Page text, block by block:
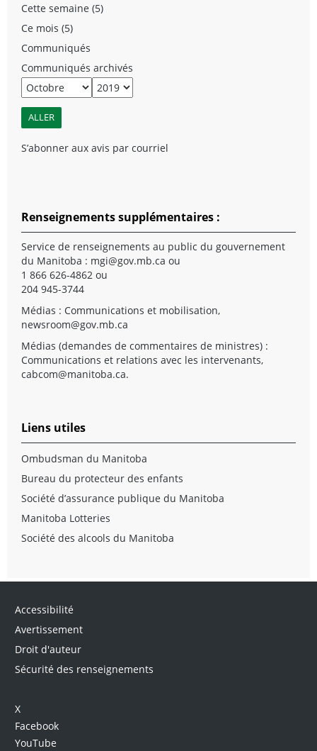
Cette semaine (5)
Ce mois (5)
Communiqués
Communiqués archivés
S’abonner aux avis par courriel
Renseignements supplémentaires :
Service de renseignements au public du gouvernement
du Manitoba : mgi@gov.mb.ca ou
1 866 626-4862 ou
204 945-3744
Médias : Communications et mobilisation,
newsroom@gov.mb.ca
Médias (demandes de commentaires de ministres) :
Communications et relations avec les intervenants,
cabcom@manitoba.ca.
Liens utiles
Ombudsman du Manitoba
Bureau du protecteur des enfants
Société d’assurance publique du Manitoba
Manitoba Lotteries
Société des alcools du Manitoba
Accessibilité
Avertissement
Droit d'auteur
Sécurité des renseignements
X
Facebook
YouTube